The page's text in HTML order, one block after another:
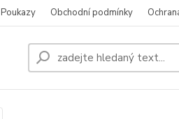
Poukazy Obchodní podmínky